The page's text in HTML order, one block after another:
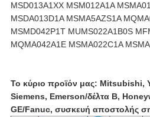
MSD013A1XX MSM012A1A
MSDA013D1A MSMA5AZS1A
MSMD042P1T MUMS022A1B0S
MQMA042A1E MSMA022C1A
Το κύριο προϊόν μας: Mitsubishi,
Siemens, Emerson/δέλτα Β,
GE/Fanuc, συσκευή αποστολής